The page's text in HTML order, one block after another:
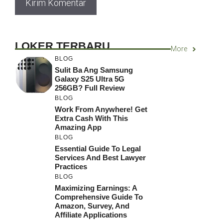
LOKER TERBARU More
BLOG
Sulit Ba Ang Samsung
Galaxy S25 Ultra 5G
256GB? Full Review
BLOG
Work From Anywhere! Get
Extra Cash With This
Amazing App
BLOG
Essential Guide To Legal
Services And Best Lawyer
Practices
BLOG
Maximizing Earnings: A
Comprehensive Guide To
Amazon, Survey, And
Affiliate Applications